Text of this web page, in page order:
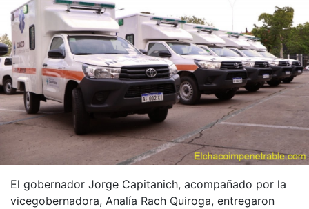
El gobernador Jorge Capitanich, acompañado por la
vicegobernadora, Analía Rach Quiroga, entregaron